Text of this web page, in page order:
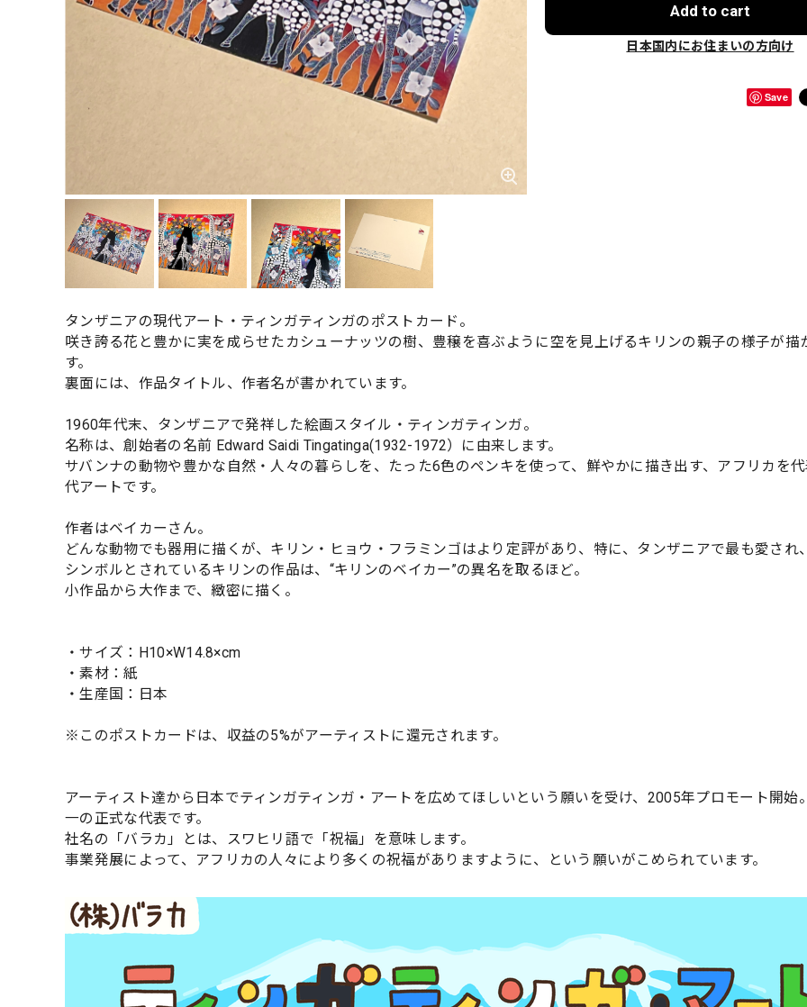
Add to cart
日本国内にお住まいの方向け
Save
タンザニアの現代アート・ティンガティンガのポストカード。
咲き誇る花と豊かに実を成らせたカシューナッツの樹、豊穣を喜ぶように空を見上げるキリンの親子の様子が描
す。
裏面には、作品タイトル、作者名が書かれています。
1960年代末、タンザニアで発祥した絵画スタイル・ティンガティンガ。
名称は、創始者の名前 Edward Saidi Tingatinga(1932-1972）に由来します。
サバンナの動物や豊かな自然・人々の暮らしを、たった6色のペンキを使って、鮮やかに描き出す、アフリカを
代アートです。
作者はベイカーさん。
どんな動物でも器用に描くが、キリン・ヒョウ・フラミンゴはより定評があり、特に、タンザニアで最も愛され
シンボルとされているキリンの作品は、“キリンのベイカー”の異名を取るほど。
小作品から大作まで、緻密に描く。
・サイズ：H10×W14.8×cm
・素材：紙
・生産国：日本
※このポストカードは、収益の5%がアーティストに還元されます。
アーティスト達から日本でティンガティンガ・アートを広めてほしいという願いを受け、2005年プロモート開始
一の正式な代表です。
社名の「バラカ」とは、スワヒリ語で「祝福」を意味します。
事業発展によって、アフリカの人々により多くの祝福がありますように、という願いがこめられています。